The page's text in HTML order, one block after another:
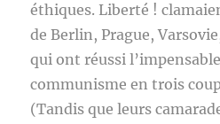
éthiques. Liberté !
de Berlin, Prague,
qui ont réussi
communisme en trois
(Tandis que leurs